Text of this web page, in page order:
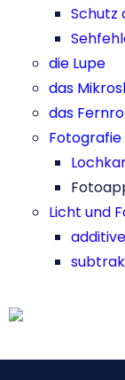
Schutz
die Lupe
das
das
Fotografie
Licht und